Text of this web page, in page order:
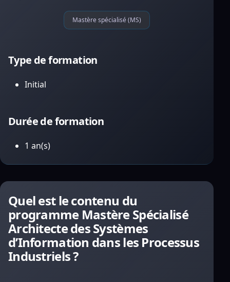
Mastère spécialisé (MS)
Type de formation
Initial
Durée de formation
1 an(s)
Quel est le contenu du
programme Mastère Spécialisé
Architecte des Systèmes
d’Information dans les Processus
Industriels ?